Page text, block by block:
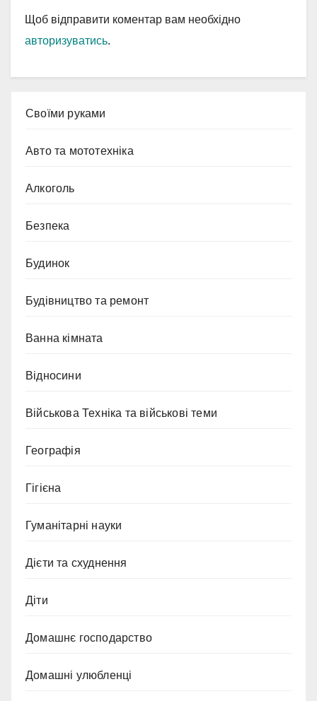
Щоб відправити коментар вам необхідно
авторизуватись.
Cвоїми руками
Авто та мототехніка
Алкоголь
Безпека
Будинок
Будівництво та ремонт
Ванна кімната
Відносини
Військова Техніка та військові теми
Географія
Гігієна
Гуманітарні науки
Дієти та схуднення
Діти
Домашнє господарство
Домашні улюбленці